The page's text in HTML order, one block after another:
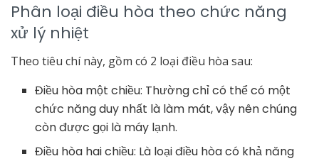
Phân loại điều hòa theo chức năng
xử lý nhiệt
Theo tiêu chí này, gồm có 2 loại điều hòa sau:
Điều hòa một chiều: Thường chỉ có thể có một
chức năng duy nhất là làm mát, vậy nên chúng
còn được gọi là máy lạnh.
Điều hòa hai chiều: Là loại điều hòa có khả năng